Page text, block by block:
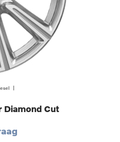
|
Diamond Cut